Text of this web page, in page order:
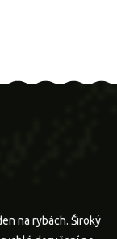
na rybách. Široký